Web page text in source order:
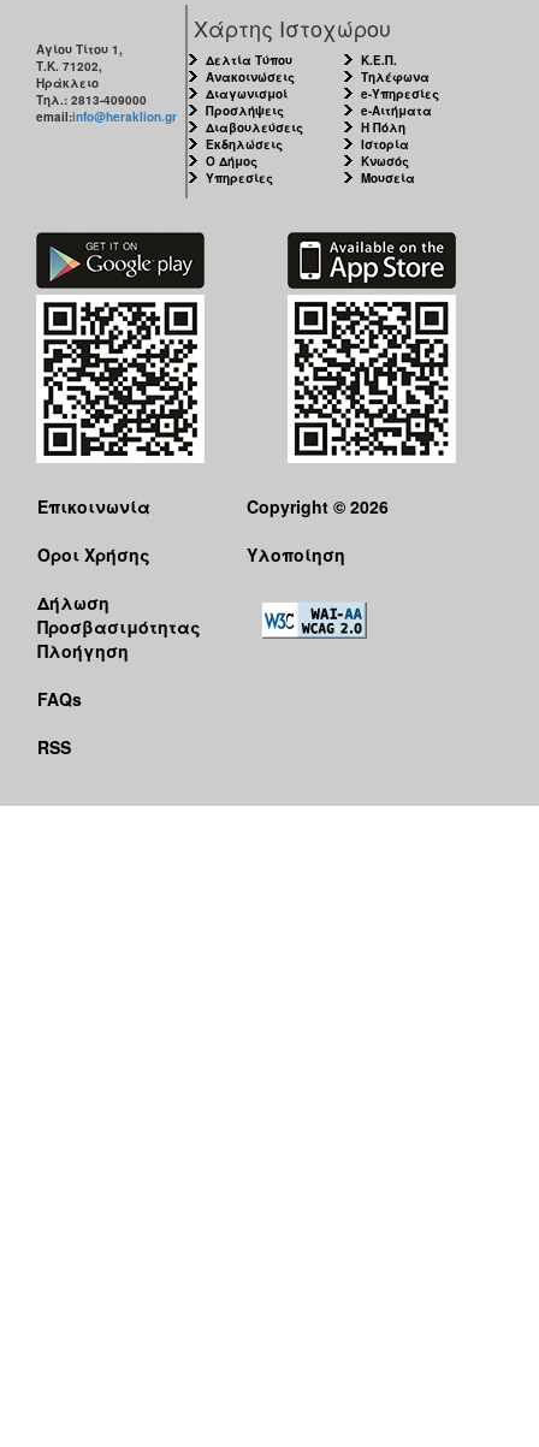
Αγίου Τίτου 1,
Τ.Κ. 71202,
Ηράκλειο
Τηλ.: 2813-409000
email:info@heraklion.gr
Χάρτης Ιστοχώρου
Δελτία Τύπου
Ανακοινώσεις
Διαγωνισμοί
Προσλήψεις
Διαβουλεύσεις
Εκδηλώσεις
Ο Δήμος
Υπηρεσίες
Κ.Ε.Π.
Τηλέφωνα
e-Υπηρεσίες
e-Αιτήματα
Η Πόλη
Ιστορία
Κνωσός
Μουσεία
Επικοινωνία
Όροι Χρήσης
Δήλωση
Προσβασιμότητας
Πλοήγηση
FAQs
RSS
Copyright © 2026
Υλοποίηση